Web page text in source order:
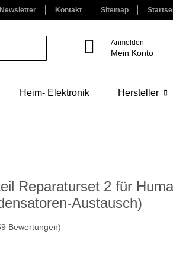
Newsletter Kontakt Sitemap
Anmelden
Mein Konto
Heim- Elektronik Hersteller
Reparaturset 2 für
Austausch)
Bewertungen)